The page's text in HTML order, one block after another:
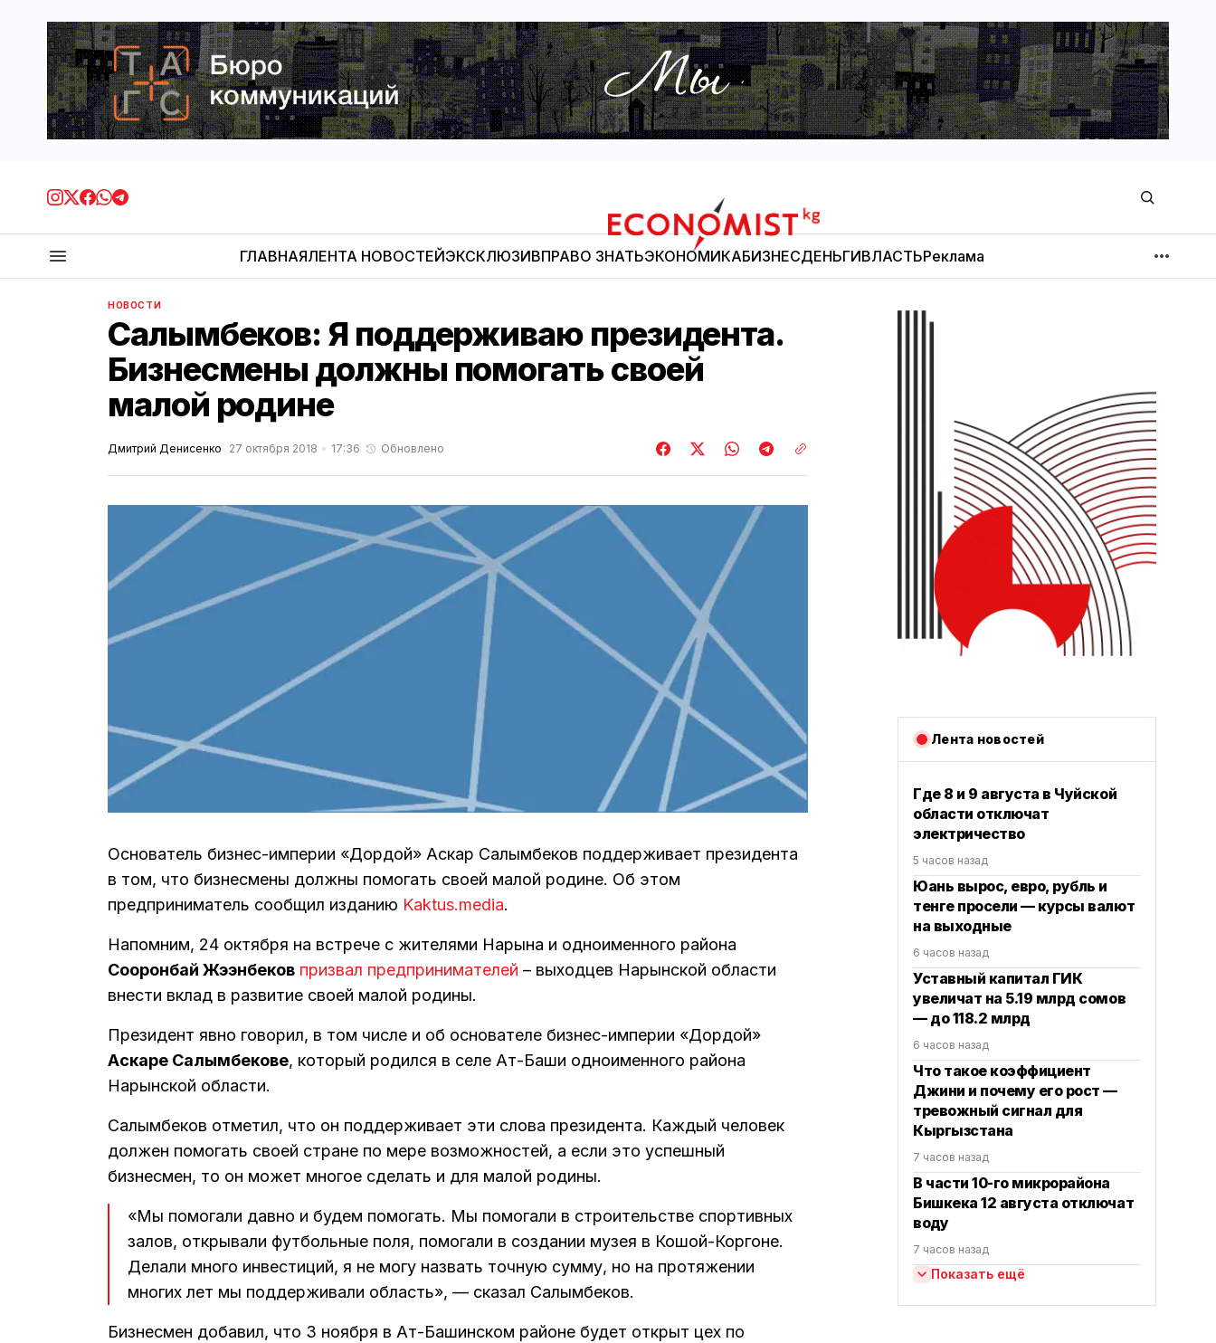
Economist.kg
ГЛАВНАЯЛЕНТА НОВОСТЕЙЭКСКЛЮЗИВПРАВО ЗНАТЬЭКОНОМИКАБИЗНЕСДЕНЬГИВЛАСТЬРеклама
МНЕНИЕ
НОВОСТИ
Салымбеков: Я поддерживаю президента.
Бизнесмены должны помогать своей
малой родине
Дмитрий Денисенко 27 октября 2018 17:36 Обновлено
Основатель бизнес-империи «Дордой» Аскар Салымбеков поддерживает президента
в том, что бизнесмены должны помогать своей малой родине. Об этом
предприниматель сообщил изданию Kaktus.media.
Напомним, 24 октября на встрече с жителями Нарына и одноименного района
Сооронбай Жээнбеков призвал предпринимателей – выходцев Нарынской области
внести вклад в развитие своей малой родины.
Президент явно говорил, в том числе и об основателе бизнес-империи «Дордой»
Аскаре Салымбекове, который родился в селе Ат-Баши одноименного района
Нарынской области.
Салымбеков отметил, что он поддерживает эти слова президента. Каждый человек
должен помогать своей стране по мере возможностей, а если это успешный
бизнесмен, то он может многое сделать и для малой родины.
«Мы помогали давно и будем помогать. Мы помогали в строительстве спортивных
залов, открывали футбольные поля, помогали в создании музея в Кошой-Коргоне.
Делали много инвестиций, я не могу назвать точную сумму, но на протяжении
многих лет мы поддерживали область», — сказал Салымбеков.
Бизнесмен добавил, что 3 ноября в Ат-Башинском районе будет открыт цех по
Лента новостей
Где 8 и 9 августа в Чуйской
области отключат
электричество
5 часов назад
Юань вырос, евро, рубль и
тенге просели — курсы валют
на выходные
6 часов назад
Уставный капитал ГИК
увеличат на 5.19 млрд сомов
— до 118.2 млрд
6 часов назад
Что такое коэффициент
Джини и почему его рост —
тревожный сигнал для
Кыргызстана
7 часов назад
В части 10-го микрорайона
Бишкека 12 августа отключат
воду
7 часов назад
Показать ещё